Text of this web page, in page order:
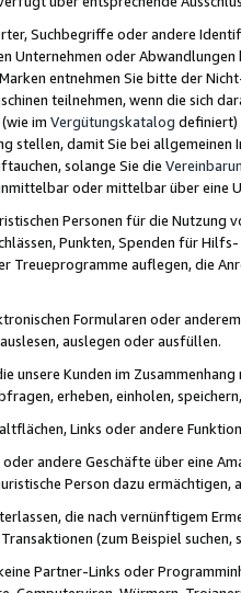
Suchbegriffe oder andere
Unternehmen oder
entnehmen Sie bitte der
teilnehmen, wenn die sich
im Vergütungskatalog definiert)
stellen, damit Sie bei
solange Sie die
oder mittelbar über eine
Personen für die Nutzung
Punkten, Spenden für
Treueprogramme auflegen, die
Formularen oder
auslegen oder ausfüllen.
unsere Kunden im
erheben, einholen,
Links oder andere
andere Geschäfte über eine
Person dazu
die nach vernünftigem
(zum Beispiel
Partner-Links oder